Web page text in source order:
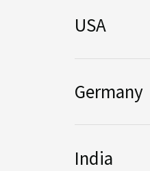
USA
Germany
India